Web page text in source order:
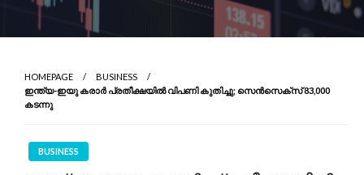
HOMEPAGE
BUSINESS
ഇന്ത്യ-ഇയു കരാർ പ്രതീക്ഷയിൽ വിപണി കുതിച്ചു; സെൻസെക്‌സ് 83,000
കടന്നു
BUSINESS